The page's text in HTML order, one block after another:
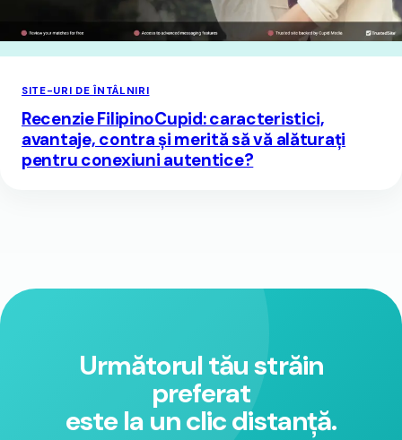
SITE-URI DE ÎNTÂLNIRI
Recenzie FilipinoCupid: caracteristici,
avantaje, contra și merită să vă alăturați
pentru conexiuni autentice?
Următorul tău străin
preferat
este la un clic distanță.